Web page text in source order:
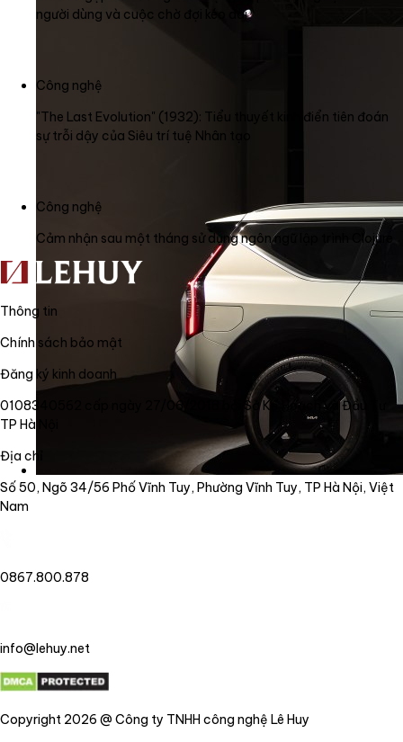
người dùng và cuộc chờ đợi kéo dài
Công nghệ
"The Last Evolution" (1932): Tiểu thuyết kinh điển tiên đoán
sự trỗi dậy của Siêu trí tuệ Nhân tạo
Công nghệ
Cảm nhận sau một tháng sử dụng ngôn ngữ lập trình Clojure
Thông tin
Chính sách bảo mật
Đăng ký kinh doanh
0108340562 cấp ngày 27/06/2018 bởi Sở Kế Hoạch và Đầu Tư
TP Hà Nội
Địa chỉ
Số 50, Ngõ 34/56 Phố Vĩnh Tuy, Phường Vĩnh Tuy, TP Hà Nội, Việt
Nam
0867.800.878
info@lehuy.net
Copyright 2026 @ Công ty TNHH công nghệ Lê Huy